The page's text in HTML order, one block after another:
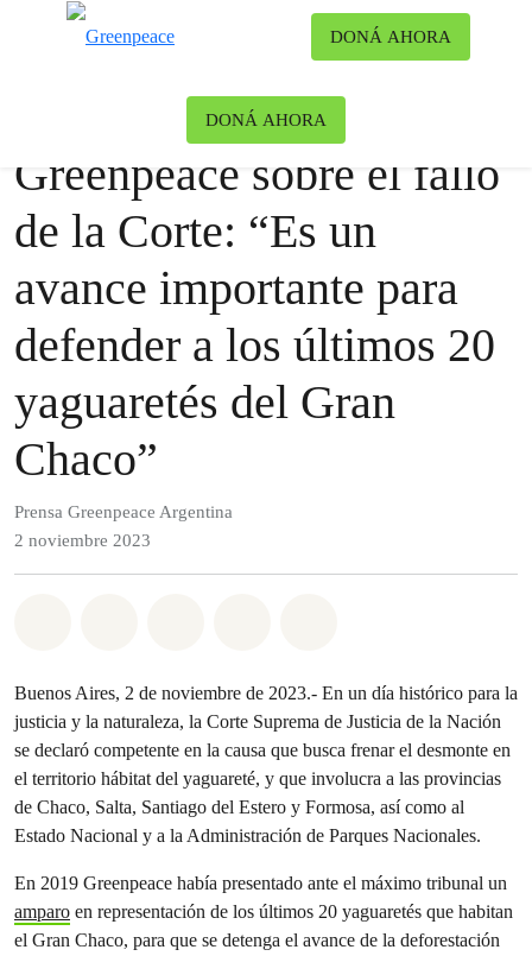
DONÁ AHORA
DONÁ AHORA
Greenpeace sobre el fallo
de la Corte: “Es un
avance importante para
defender a los últimos 20
yaguaretés del Gran
Chaco”
Prensa Greenpeace Argentina
2 noviembre 2023
Buenos Aires, 2 de noviembre de 2023.- En un día histórico para la
justicia y la naturaleza, la Corte Suprema de Justicia de la Nación
se declaró competente en la causa que busca frenar el desmonte en
el territorio hábitat del yaguareté, y que involucra a las provincias
de Chaco, Salta, Santiago del Estero y Formosa, así como al
Estado Nacional y a la Administración de Parques Nacionales.
En 2019 Greenpeace había presentado ante el máximo tribunal un
amparo en representación de los últimos 20 yaguaretés que habitan
el Gran Chaco, para que se detenga el avance de la deforestación